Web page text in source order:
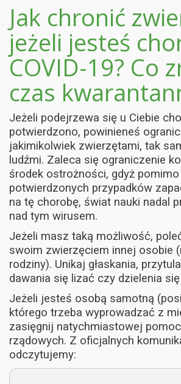
Jak chronić
jeżeli jesteś
COVID-19? Co
czas
Jeżeli podejrzewa się u Ciebie
potwierdzono, powinieneś
jakimikolwiek zwierzętami, tak
ludźmi. Zaleca się ograniczenie
środek ostrożności, gdyż pomimo
potwierdzonych przypadków
na tę chorobę, świat nauki nadal
nad tym wirusem.
Jeżeli masz taką możliwość,
swoim zwierzęciem innej osobie
rodziny). Unikaj głaskania,
dawania się lizać czy dzielenia
Jeżeli jesteś osobą samotną
którego trzeba wyprowadzać z
zasięgnij natychmiastowej
rządowych. Z oficjalnych
odczytujemy: